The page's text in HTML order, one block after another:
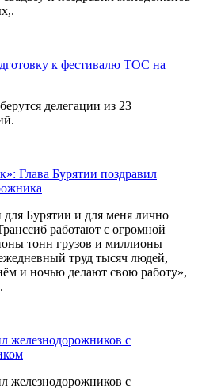
к фестивалю ТОС на
делегации из 23
Глава Бурятии поздравил
Бурятии и для меня лично
работают с огромной
тонн грузов и миллионы
труд тысяч людей,
и ночью делают свою работу»,
железнодорожников с
железнодорожников с